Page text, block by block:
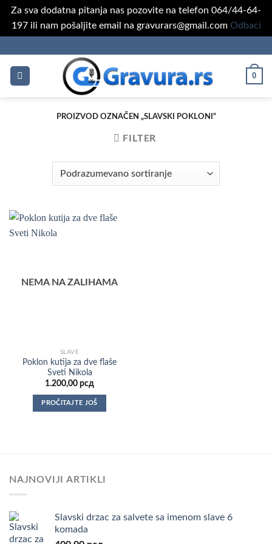
Za sva dodatna pitanja nas pozovite na telefon 064/44-64-
197 ili nam pošaljite email na gravurars@gmail.com Odbaci
content
0
PROIZVOD OZNAČEN „SLAVSKI POKLONI“
FILTER
NEMA NA ZALIHAMA
SLAVE
Poklon kutija za dve flaše
Sveti Nikola
1.200,00 рсд
PROČITAJTE JOŠ
NAJNOVIJI ARTIKLI
Slavski drzac za salvete sa imenom slave 6
komada